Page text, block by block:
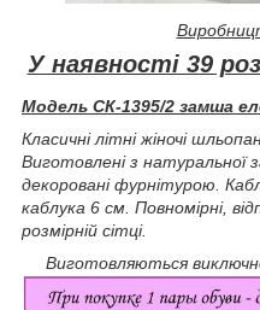
У наявності 39
Модель СК-1395/2 замша
Класичні літні жіночі
Виготовлені з натуральної
декоровані фурнітурою.
каблука 6 см. Повномірні,
розмірній сітці.
Виготовляються